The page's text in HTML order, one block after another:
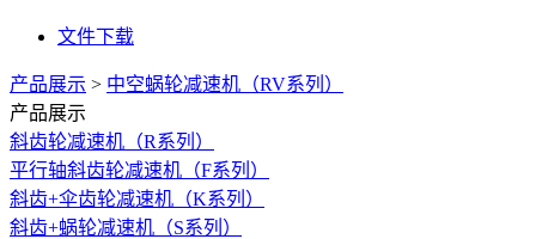
文件下载
产品展示 > 中空蜗轮减速机（RV系列）
产品展示
斜齿轮减速机（R系列）
平行轴斜齿轮减速机（F系列）
斜齿+伞齿轮减速机（K系列）
斜齿+蜗轮减速机（S系列）